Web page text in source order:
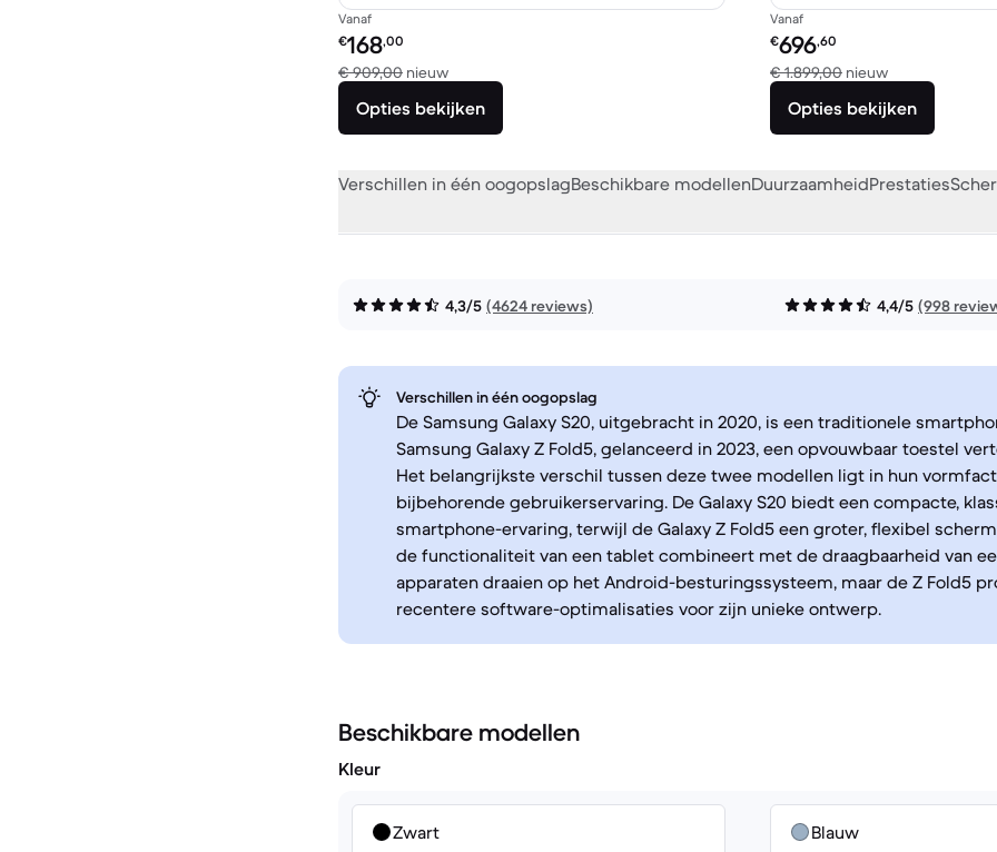
Vanaf
Refurbished prijs:
€168,00
€ 909,00 nieuwVergeleken met € 909,00 nieuw
Opties bekijken
Vanaf
Refurbished prijs:
€696,60
€ 1.899,00 nieuwVergeleken
Opties bekijken
Verschillen in één oogopslagBeschikbare modellenDuurzaamheidPrestaties
4,3/5 (4624 reviews) 4,4/5 (998
Verschillen in één oogopslag
De Samsung Galaxy S20, uitgebracht in 2020, is een traditionele
Samsung Galaxy Z Fold5, gelanceerd in 2023, een opvouwbaar toestel
Het belangrijkste verschil tussen deze twee modellen ligt in hun
bijbehorende gebruikerservaring. De Galaxy S20 biedt een compacte,
smartphone-ervaring, terwijl de Galaxy Z Fold5 een groter, flexibel
de functionaliteit van een tablet combineert met de draagbaarheid van
apparaten draaien op het Android-besturingssysteem, maar de Z Fold5
recentere software-optimalisaties voor zijn unieke ontwerp.
Beschikbare modellen
Kleur
Zwart Blauw